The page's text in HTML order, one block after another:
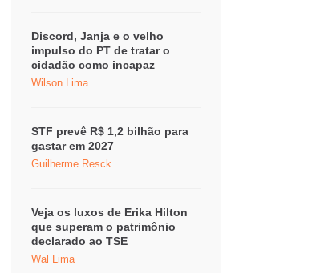
Discord, Janja e o velho
impulso do PT de tratar o
cidadão como incapaz
Wilson Lima
STF prevê R$ 1,2 bilhão para
gastar em 2027
Guilherme Resck
Veja os luxos de Erika Hilton
que superam o patrimônio
declarado ao TSE
Wal Lima